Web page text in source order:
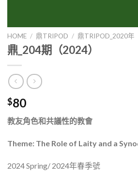
HOME / 鼎TRIPOD / 鼎TRIPOD_2020年
鼎_204期（2024）
$80
教友角色和共議性的教會
Theme: The Role of Laity and a
2024 Spring/ 2024年春季號